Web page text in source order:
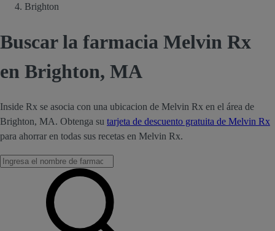
Brighton
Buscar la farmacia Melvin Rx
en Brighton, MA
Inside Rx se asocia con una ubicacion de Melvin Rx en el área de
Brighton, MA. Obtenga su tarjeta de descuento gratuita de Melvin Rx
para ahorrar en todas sus recetas en Melvin Rx.